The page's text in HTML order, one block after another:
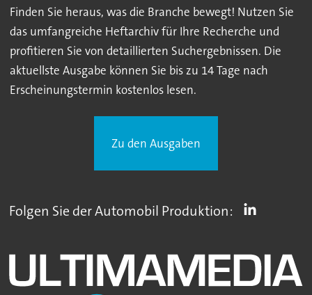
Finden Sie heraus, was die Branche bewegt! Nutzen Sie
das umfangreiche Heftarchiv für Ihre Recherche und
profitieren Sie von detaillierten Suchergebnissen. Die
aktuellste Ausgabe können Sie bis zu 14 Tage nach
Erscheinungstermin kostenlos lesen.
Zu den Ausgaben
Folgen Sie der Automobil Produktion: